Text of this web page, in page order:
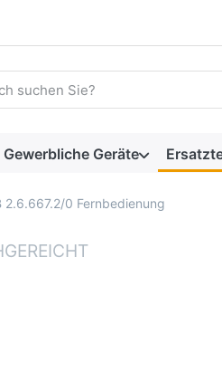
Suchbegriff ein. Während
Gewerbliche Geräte
2.6.667.2/0 Fernbedienung